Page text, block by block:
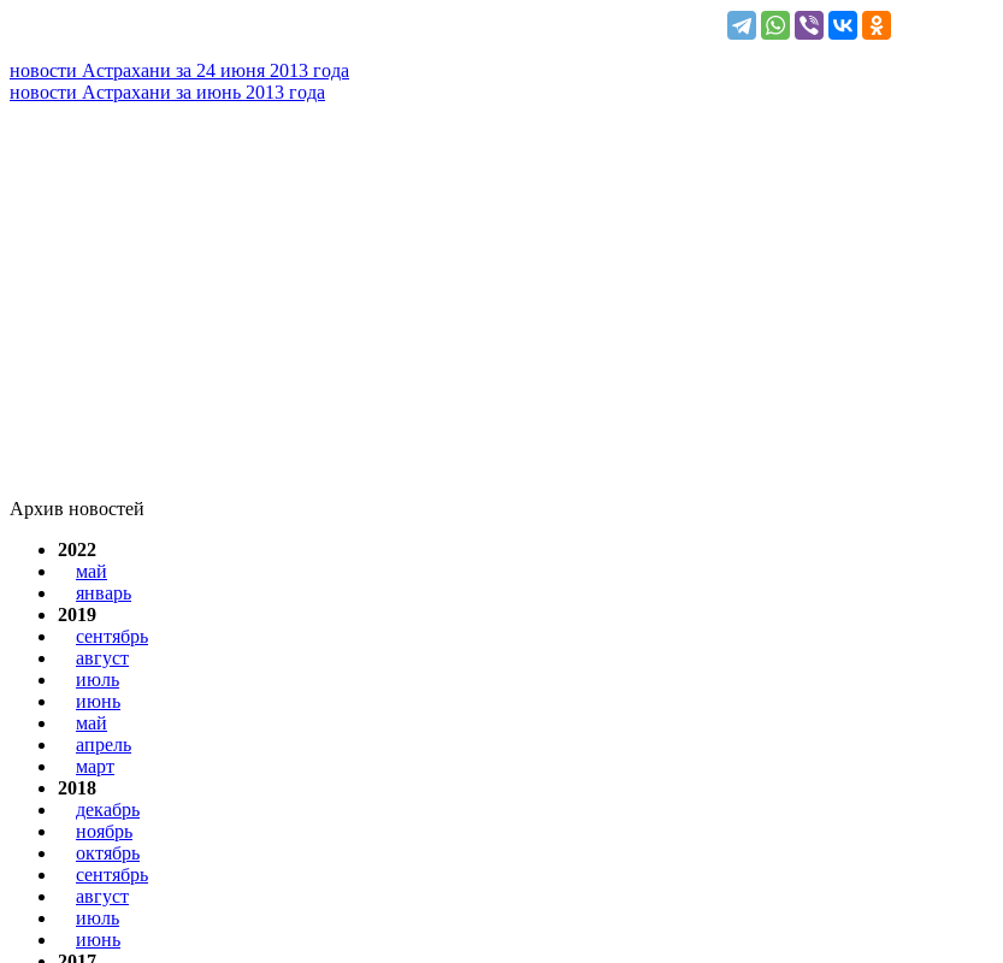
новости Астрахани за 24 июня 2013 года
новости Астрахани за июнь 2013 года
Архив новостей
2022
май
январь
2019
сентябрь
август
июль
июнь
май
апрель
март
2018
декабрь
ноябрь
октябрь
сентябрь
август
июль
июнь